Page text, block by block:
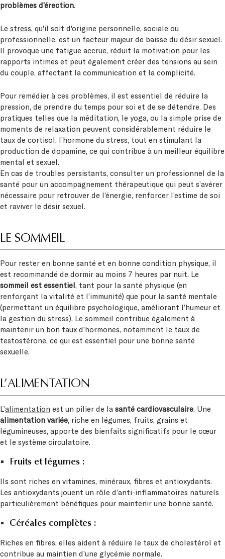
problèmes d’érection.
Le stress, qu'il soit d'origine personnelle, sociale ou
professionnelle, est un facteur majeur de baisse du désir sexuel.
Il provoque une fatigue accrue, réduit la motivation pour les
rapports intimes et peut également créer des tensions au sein
du couple, affectant la communication et la complicité.
Pour remédier à ces problèmes, il est essentiel de réduire la
pression, de prendre du temps pour soi et de se détendre. Des
pratiques telles que la méditation, le yoga, ou la simple prise de
moments de relaxation peuvent considérablement réduire le
taux de cortisol, l’hormone du stress, tout en stimulant la
production de dopamine, ce qui contribue à un meilleur équilibre
mental et sexuel.
En cas de troubles persistants, consulter un professionnel de la
santé pour un accompagnement thérapeutique qui peut s’avérer
nécessaire pour retrouver de l’énergie, renforcer l’estime de soi
et raviver le désir sexuel.
LE SOMMEIL
Pour rester en bonne santé et en bonne condition physique, il
est recommandé de dormir au moins 7 heures par nuit. Le
sommeil est essentiel, tant pour la santé physique (en
renforçant la vitalité et l’immunité) que pour la santé mentale
(permettant un équilibre psychologique, améliorant l’humeur et
la gestion du stress). Le sommeil contribue également à
maintenir un bon taux d’hormones, notamment le taux de
testostérone, ce qui est essentiel pour une bonne santé
sexuelle.
L’ALIMENTATION
L’alimentation est un pilier de la santé cardiovasculaire. Une
alimentation variée, riche en légumes, fruits, grains et
légumineuses, apporte des bienfaits significatifs pour le cœur
et le système circulatoire.
Fruits et légumes :
Ils sont riches en vitamines, minéraux, fibres et antioxydants.
Les antioxydants jouent un rôle d’anti-inflammatoires naturels
particulièrement bénéfiques pour maintenir une bonne santé.
Céréales complètes :
Riches en fibres, elles aident à réduire le taux de cholestérol et
contribue au maintien d’une glycémie normale.